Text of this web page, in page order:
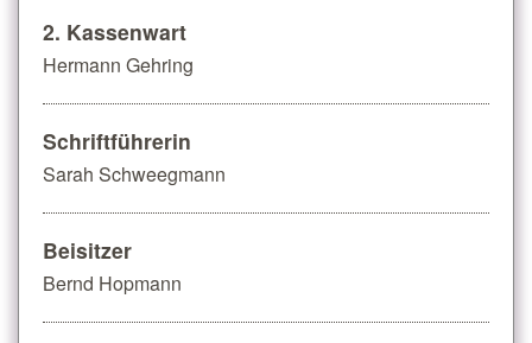
2. Kassenwart
Hermann Gehring
Schriftführerin
Sarah Schweegmann
Beisitzer
Bernd Hopmann